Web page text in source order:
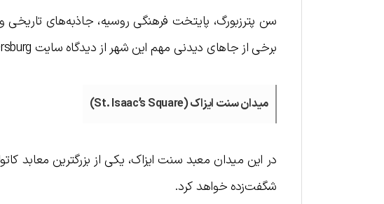
سن پترزبورگ، پایتخت فرهنگی روسیه، جاذبه‌های تاریخی
برخی از جاهای دیدنی مهم این شهر از دیدگاه سایت saint-petersburg اشاره می‌کنیم.
میدان سنت ایزاک (St. Isaac’s Square)
در این میدان معبد سنت ایزاک، یکی از بزرگترین معابد
شگفت‌زده خواهد کرد.